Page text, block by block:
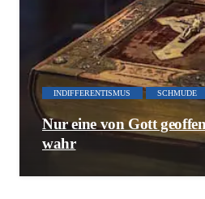
INDIFFERENTISMUS SCHMUDE
Nur eine von Gott
wahr